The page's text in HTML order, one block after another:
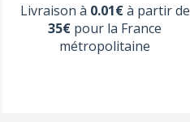
Livraison à 0.01€à partir de
35€ pour la France
métropolitaine